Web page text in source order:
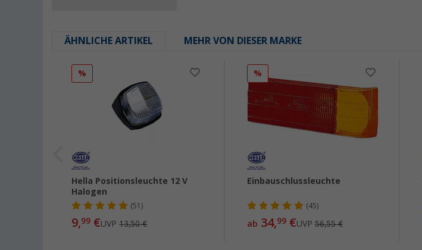
ÄHNLICHE ARTIKEL MEHR VON DIESER MARKE
%
Hella Positionsleuchte 12 V
Halogen
(51)
9,99 €UVP13,50 €
%
Einbauschlussleuchte
(45)
ab 34,99€UVP 56,55 €